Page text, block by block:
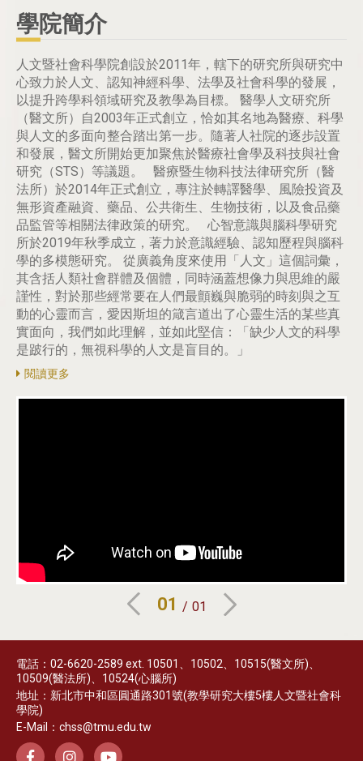
01 01
學院簡介
人文暨社會科學院創設於2011年，轄下的研究所與研究中
心致力於人文、認知神經科學、法學及社會科學的發展，
以提升跨學科領域研究及教學為目標。 醫學人文研究所
（醫文所）自2003年正式創立，恰如其名地為醫療、科學
與人文的多面向整合踏出第一步。隨著人社院的逐步設置
和發展，醫文所開始更加聚焦於醫療社會學及科技與社會
研究（STS）等議題。 醫療暨生物科技法律研究所（醫
法所）於2014年正式創立，專注於轉譯醫學、風險投資及
無形資產融資、藥品、公共衛生、生物技術，以及食品藥
品監管等相關法律政策的研究。 心智意識與腦科學研究
所於2019年秋季成立，著力於意識經驗、認知歷程與腦科
學的多模態研究。 從廣義角度來使用「人文」這個詞彙，
其含括人類社會群體及個體，同時涵蓋想像力與思維的嚴
謹性，對於那些經常要在人們最顫巍與脆弱的時刻與之互
動的心靈而言，愛因斯坦的箴言道出了心靈生活的某些真
實面向，我們如此理解，並如此堅信：「缺少人文的科學
是跛行的，無視科學的人文是盲目的。」
閱讀更多
電話：02-6620-2589 ext. 10501、10502、10515(醫文所)、
10509(醫法所)、10524(心腦所)
地址：新北市中和區圓通路301號(教學研究大樓5樓人文暨社會科
學院)
E-Mail：chss@tmu.edu.tw